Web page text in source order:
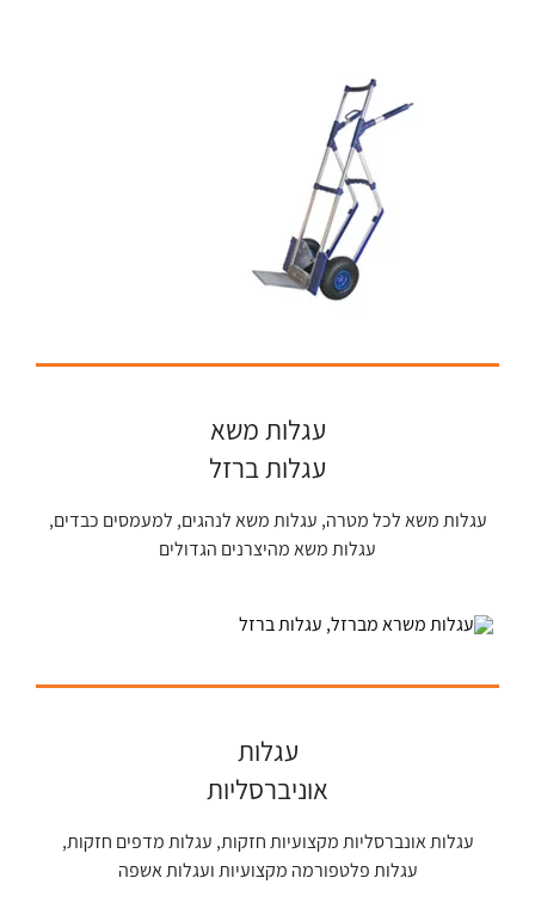
עגלות משא
עגלות ברזל
עגלות משא לכל מטרה, עגלות משא לנהגים, למעמסים כבדים,
עגלות משא מהיצרנים הגדולים
עגלות
אוניברסליות
עגלות אונברסליות מקצועיות חזקות, עגלות מדפים חזקות,
עגלות פלטפורמה מקצועיות ועגלות אשפה